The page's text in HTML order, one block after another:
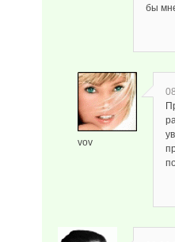
бы
vov